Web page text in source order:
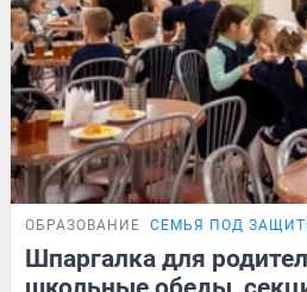
ОБРАЗОВАНИЕ СЕМЬЯ ПОД
Шпаргалка для